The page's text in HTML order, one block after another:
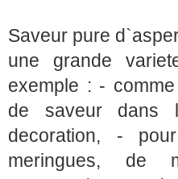
Saveur pure
une grande
exemple : -
de saveur dans
decoration, -
meringues, de